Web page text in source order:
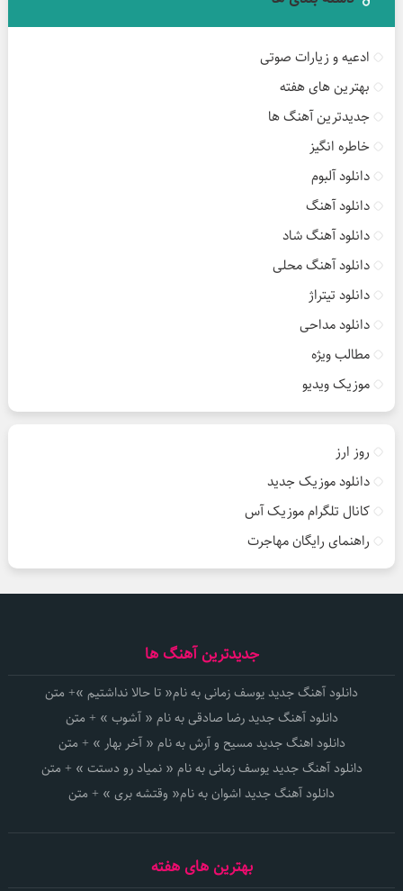
ادعیه و زیارات صوتی
بهترین های هفته
جدیدترین آهنگ ها
خاطره انگیز
دانلود آلبوم
دانلود آهنگ
دانلود آهنگ شاد
دانلود آهنگ محلی
دانلود تیتراژ
دانلود مداحی
مطالب ویژه
موزیک ویدیو
روز ارز
دانلود موزیک جدید
کانال تلگرام موزیک آس
راهنمای رایگان مهاجرت
جدیدترین آهنگ ها
دانلود آهنگ جدید یوسف زمانی به نام« تا حالا نداشتیم »+ متن
دانلود آهنگ جدید رضا صادقی به نام « آشوب » + متن
دانلود اهنگ جدید مسیح و آرش به نام « آخر بهار » + متن
دانلود آهنگ جدید یوسف زمانی به نام « نمیاد رو دستت » + متن
دانلود آهنگ جدید اشوان به نام« وقتشه بری » + متن
بهترین های هفته